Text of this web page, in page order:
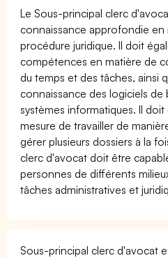
Le Sous-principal clerc
connaissance approfondie
procédure juridique. Il doit
compétences en matière de
du temps et des tâches, ainsi
connaissance des logiciels de
systèmes informatiques. Il
mesure de travailler de
gérer plusieurs dossiers à la
clerc d'avocat doit être
personnes de différents
tâches administratives et
Sous-principal clerc d'avocat